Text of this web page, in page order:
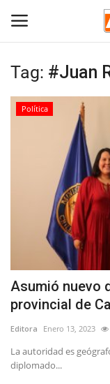
Inicio
Tribunales
Deporte
Política
Espectáculos
Tag: #Juan
Política
Asumió nuevo
provincial de
Editora Enero 13, 2023
La autoridad es
diplomado...